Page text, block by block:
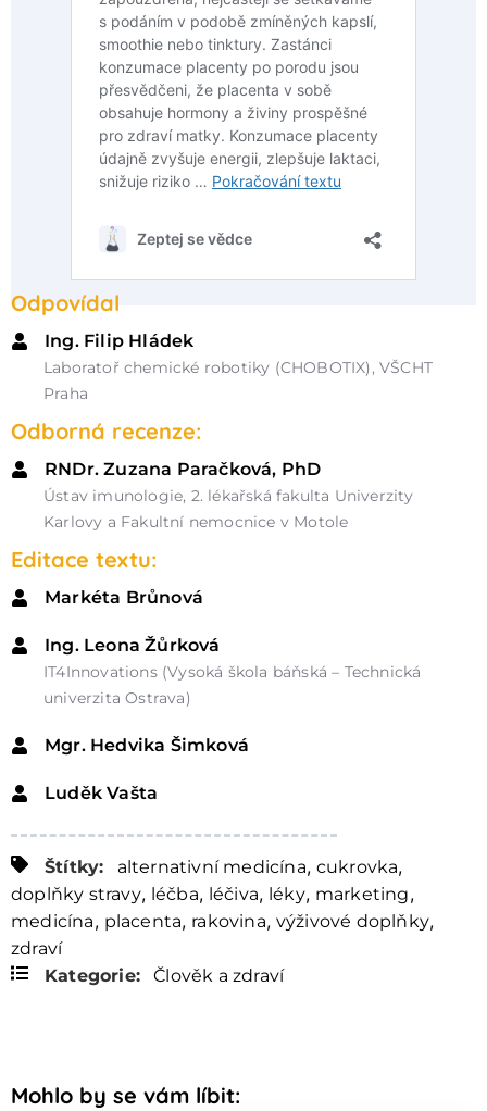
Odpovídal
Ing. Filip Hládek
Laboratoř chemické robotiky (CHOBOTIX), VŠCHT
Praha
Odborná recenze:
RNDr. Zuzana Paračková, PhD
Ústav imunologie, 2. lékařská fakulta Univerzity
Karlovy a Fakultní nemocnice v Motole
Editace textu:
Markéta Brůnová
Ing. Leona Žůrková
IT4Innovations (Vysoká škola báňská – Technická
univerzita Ostrava)
Mgr. Hedvika Šimková
Luděk Vašta
Štítky: alternativní medicína, cukrovka,
doplňky stravy, léčba, léčiva, léky, marketing,
medicína, placenta, rakovina, výživové doplňky,
zdraví
Kategorie:
Člověk a zdraví
Mohlo by se vám líbit: